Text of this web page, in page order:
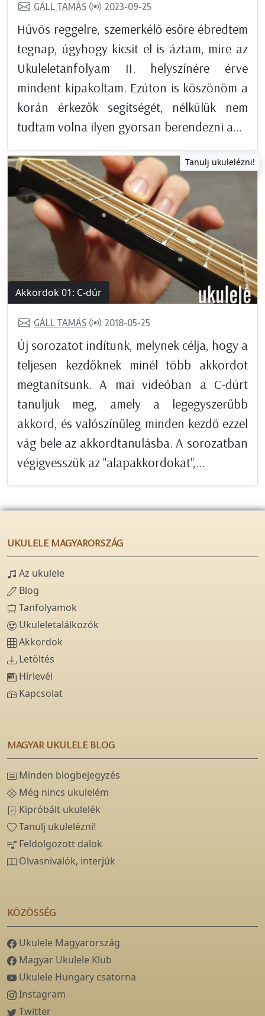
GÁLL TAMÁS 2023-09-25
Hűvös reggelre, szemerkélő esőre ébredtem
tegnap, úgyhogy kicsit el is áztam, mire az
Ukuleletanfolyam II. helyszínére érve
mindent kipakoltam. Ezúton is köszönöm a
korán érkezők segítségét, nélkülük nem
tudtam volna ilyen gyorsan berendezni a...
Tanulj ukulelézni!
Akkordok 01: C-dúr
GÁLL TAMÁS 2018-05-25
Új sorozatot indítunk, melynek célja, hogy a
teljesen kezdőknek minél több akkordot
megtanítsunk. A mai videóban a C-dúrt
tanuljuk meg, amely a legegyszerűbb
akkord, és valószínűleg minden kezdő ezzel
vág bele az akkordtanulásba. A sorozatban
végigvesszük az "alapakkordokat",...
UKULELE MAGYARORSZÁG
Az ukulele
Blog
Tanfolyamok
Ukuleletalálkozók
Akkordok
Letöltés
Hírlevél
Kapcsolat
MAGYAR UKULELE BLOG
Minden blogbejegyzés
Még nincs ukulelém
Kipróbált ukulelék
Tanulj ukulelézni!
Feldolgozott dalok
Olvasnivalók, interjúk
KÖZÖSSÉG
Ukulele Magyarország
Magyar Ukulele Klub
Ukulele Hungary csatorna
Instagram
Twitter